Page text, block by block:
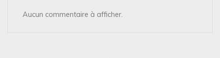
Aucun commentaire à afficher.